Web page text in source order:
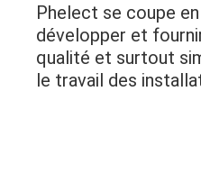
Phelect se coupe
développer et
qualité et surtout
le travail des